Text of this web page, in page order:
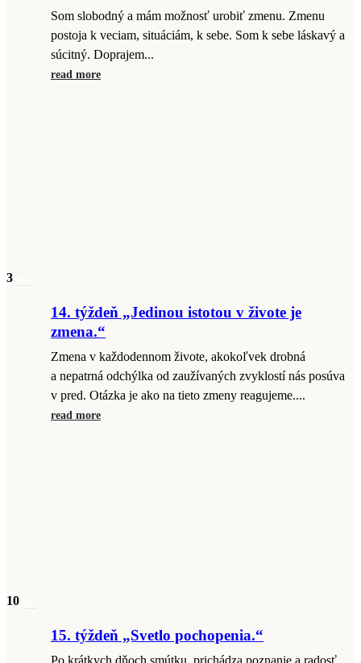
Som slobodný a mám možnosť urobiť zmenu. Zmenu
postoja k veciam, situáciám, k sebe. Som k sebe láskavý a
súcitný. Doprajem...
read more
3
14. týždeň „Jedinou istotou v živote je
zmena.“
Zmena v každodennom živote, akokoľvek drobná
a nepatrná odchýlka od zaužívaných zvyklostí nás posúva
v pred. Otázka je ako na tieto zmeny reagujeme....
read more
10
15. týždeň „Svetlo pochopenia.“